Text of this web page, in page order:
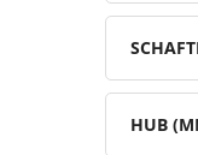
HUB